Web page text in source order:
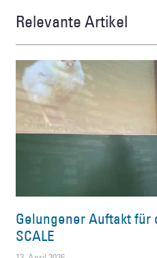
Relevante Artikel
Gelungener Auftakt für
SCALE